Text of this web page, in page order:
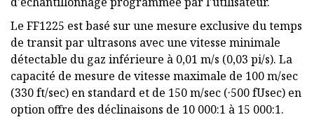
Le FF1225 est basé sur une mesure exclusive du temps
de transit par ultrasons avec une vitesse minimale
détectable du gaz inférieure à 0,01 m/s (0,03 pi/s). La
capacité de mesure de vitesse maximale de 100 m/sec
(330 ft/sec) en standard et de 150 m/sec (·500 fUsec) en
option offre des déclinaisons de 10 000:1 à 15 000:1.